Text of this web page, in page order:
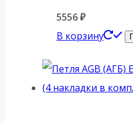
5556₽
В корзину